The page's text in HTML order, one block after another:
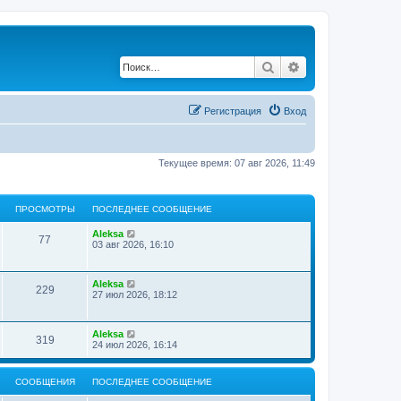
Поиск
Вход
Регистрация
Текущее время: 07 авг 2026, 11:49
ПРОСМОТРЫ ПОСЛЕДНЕЕ СООБЩЕНИЕ
77
Aleksa
03 авг 2026, 16:10
229
Aleksa
27 июл 2026, 18:12
319
Aleksa
24 июл 2026, 16:14
СООБЩЕНИЯ ПОСЛЕДНЕЕ СООБЩЕНИЕ